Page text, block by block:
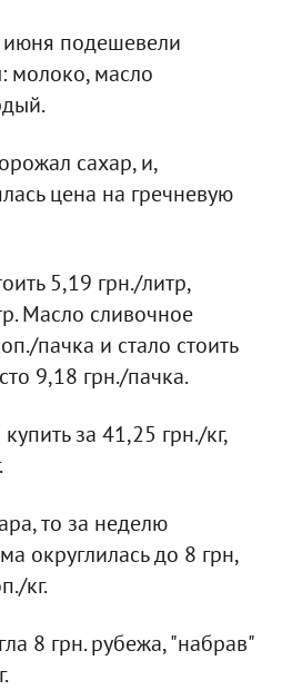
подешевели
молоко, масло
сахар, и,
цена на гречневую
5,19 грн./литр,
Масло сливочное
пачка и стало стоить
9,18 грн./пачка.
за 41,25 грн./кг,
то за неделю
округлилась до 8 грн,
кг.
8 грн. рубежа, "набрав"